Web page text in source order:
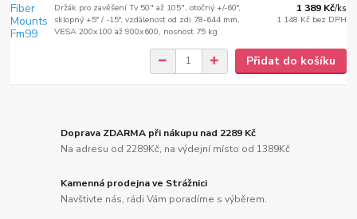
Držák pro zavěšení Tv 50" až 105", otočný +/-60°,
sklopný +5° / -15°, vzdálenost od zdi 78-644 mm,
VESA 200x100 až 900x600, nosnost 75 kg
1 389 Kč/ks
1 148 Kč bez DPH
Přidat do košíku
Doprava ZDARMA při nákupu nad 2289 Kč
Na adresu od 2289Kč, na výdejní místo od 1389Kč
Kamenná prodejna ve Strážnici
Navštivte nás, rádi Vám poradíme s výběrem.